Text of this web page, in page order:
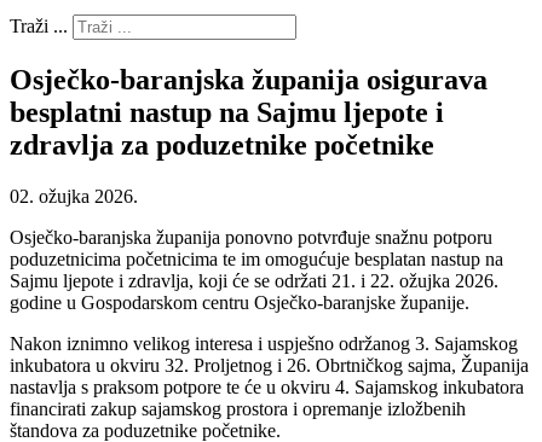
Traži ...
Osječko-baranjska županija osigurava
besplatni nastup na Sajmu ljepote i
zdravlja za poduzetnike početnike
02. ožujka 2026.
Osječko-baranjska županija ponovno potvrđuje snažnu potporu
poduzetnicima početnicima te im omogućuje besplatan nastup na
Sajmu ljepote i zdravlja, koji će se održati 21. i 22. ožujka 2026.
godine u Gospodarskom centru Osječko-baranjske županije.
Nakon iznimno velikog interesa i uspješno održanog 3. Sajamskog
inkubatora u okviru 32. Proljetnog i 26. Obrtničkog sajma, Županija
nastavlja s praksom potpore te će u okviru 4. Sajamskog inkubatora
financirati zakup sajamskog prostora i opremanje izložbenih
štandova za poduzetnike početnike.